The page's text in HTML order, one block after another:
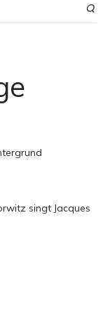
singt Jacques